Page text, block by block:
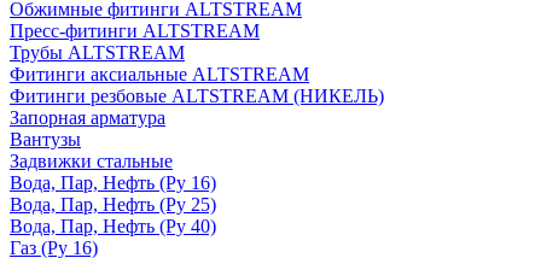
Обжимные фитинги ALTSTREAM
Пресс-фитинги ALTSTREAM
Трубы ALTSTREAM
Фитинги аксиальные ALTSTREAM
Фитинги резбовые ALTSTREAM (НИКЕЛЬ)
Запорная арматура
Вантузы
Задвижки стальные
Вода, Пар, Нефть (Ру 16)
Вода, Пар, Нефть (Ру 25)
Вода, Пар, Нефть (Ру 40)
Газ (Ру 16)